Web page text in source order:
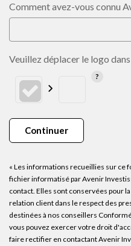
Comment avez-vous connu
Veuillez déplacer le logo
Continuer
« Les informations recueillies sur ce
fichier informatisé par Avenir
contact. Elles sont conservées pour
relation client dans le respect des
destinées à nos conseillers
vous pouvez exercer votre droit
faire rectifier en contactant Avenir